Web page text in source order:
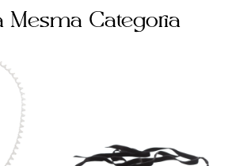
Fivela
Mesma Categoria